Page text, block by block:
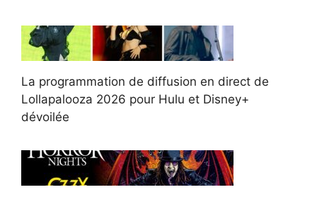
La programmation de diffusion en direct de
Lollapalooza 2026 pour Hulu et Disney+
dévoilée